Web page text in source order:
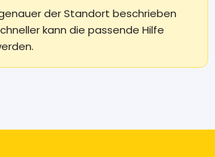
der Standort beschrieben
kann die passende Hilfe